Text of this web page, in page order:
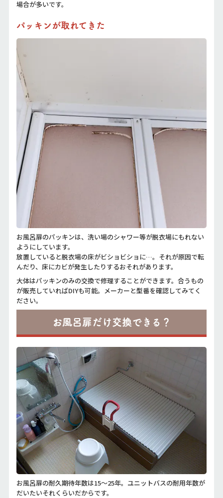
場合が多いです。
パッキンが取れてきた
お風呂扉のパッキンは、洗い場のシャワー等が脱衣場にもれない
ようにしています。
放置していると脱衣場の床がビショビショに…。それが原因で転
んだり、床にカビが発生したりするおそれがあります。
大体はパッキンのみの交換で修理することができます。合うもの
が販売していればDIYも可能。メーカーと型番を確認してみてく
ださい。
お風呂扉だけ交換できる？
お風呂扉の耐久期待年数は15～25年。ユニットバスの耐用年数が
だいたいそれくらいだからです。